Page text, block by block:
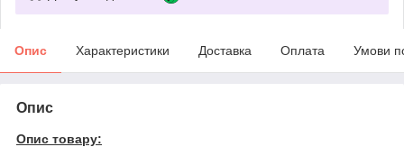
Опис Характеристики Доставка Оплата Умови
Опис
Опис товару: